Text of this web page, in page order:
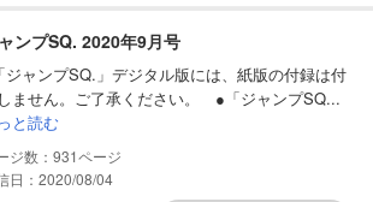
ンプSQ. 2020年9月号
ジャンプSQ.」デジタル版には、紙版の付録は付
ません。ご了承ください。 ●「ジャンプSQ...
と読む
931
日：2020/08/04